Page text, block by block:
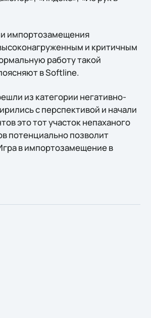
импортозамещения
и критичным
работу такой
в Softline.
из категории негативно-
с перспективой и начали
это тот участок непаханого
потенциально позволит
в импортозамещение в